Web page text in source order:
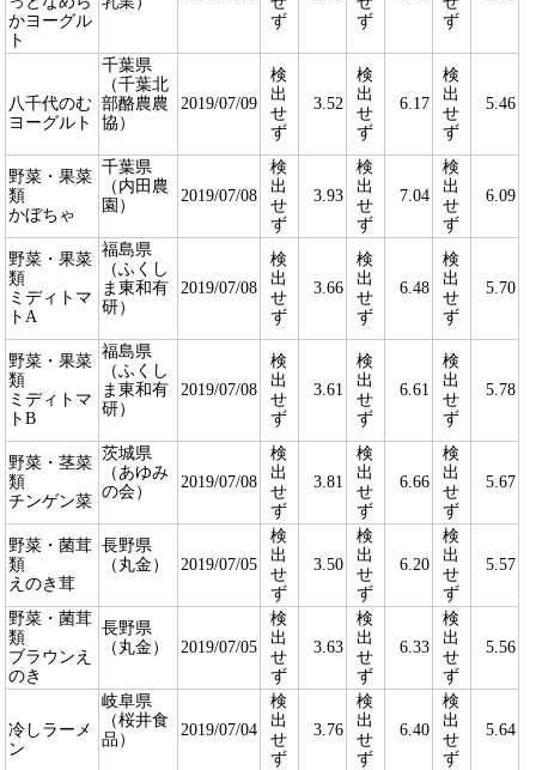
かヨーグル
ト
ず
ず
ず
八千代のむ
ヨーグルト
千葉県
（千葉北
部酪農農
協）
2019/07/09
検
出
せ
ず
3.52
検
出
せ
ず
6.17
検
出
せ
ず
5.46
野菜・果菜
類
かぼちゃ
千葉県
（内田農
園）
2019/07/08
検
出
せ
ず
3.93
検
出
せ
ず
7.04
検
出
せ
ず
6.09
野菜・果菜
類
ミディトマ
トA
福島県
（ふくし
ま東和有
研）
2019/07/08
検
出
せ
ず
3.66
検
出
せ
ず
6.48
検
出
せ
ず
5.70
野菜・果菜
類
ミディトマ
トB
福島県
（ふくし
ま東和有
研）
2019/07/08
検
出
せ
ず
3.61
検
出
せ
ず
6.61
検
出
せ
ず
5.78
野菜・茎菜
類
チンゲン菜
茨城県
（あゆみ
の会）
2019/07/08
検
出
せ
ず
3.81
検
出
せ
ず
6.66
検
出
せ
ず
5.67
野菜・菌茸
類
えのき茸
長野県
（丸金）
2019/07/05
検
出
せ
ず
3.50
検
出
せ
ず
6.20
検
出
せ
ず
5.57
野菜・菌茸
類
ブラウンえ
のき
長野県
（丸金）
2019/07/05
検
出
せ
ず
3.63
検
出
せ
ず
6.33
検
出
せ
ず
5.56
冷しラーメ
ン
岐阜県
（桜井食
品）
2019/07/04
検
出
せ
ず
3.76
検
出
せ
ず
6.40
検
出
せ
ず
5.64